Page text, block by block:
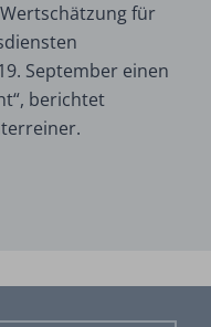
für
September einen
berichtet